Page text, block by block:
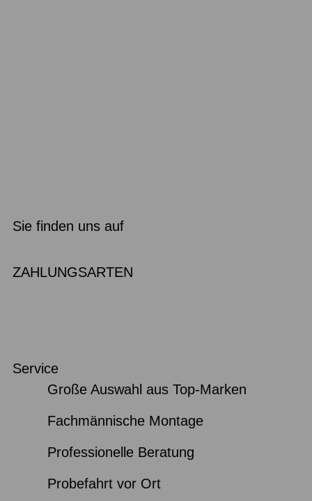
Sie finden uns auf
ZAHLUNGSARTEN
Service
Große Auswahl aus Top-Marken
Fachmännische Montage
Professionelle Beratung
Probefahrt vor Ort